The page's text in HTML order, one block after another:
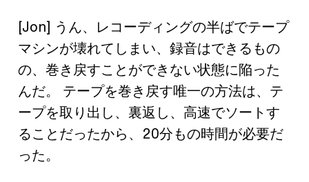
[Jon] うん、レコーディングの半ばでテープ
マシンが壊れてしまい、録音はできるもの
の、巻き戻すことができない状態に陥った
んだ。 テープを巻き戻す唯一の方法は、テ
ープを取り出し、裏返し、高速でソートす
ることだったから、20分もの時間が必要だ
った。